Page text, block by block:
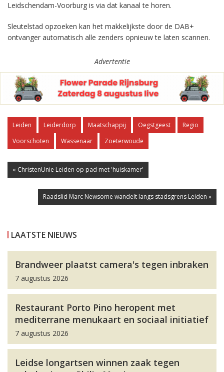
Leidschendam-Voorburg is via dat kanaal te horen.
Sleutelstad opzoeken kan het makkelijkste door de DAB+
ontvanger automatisch alle zenders opnieuw te laten scannen.
Advertentie
Leiden Leiderdorp Maatschappij Oegstgeest
Regio
Voorschoten
Wassenaar Zoeterwoude
« ChristenUnie Leiden op pad met 'huiskamer'
Raadslid Marc Newsome wandelt langs stadsgrens Leiden »
LAATSTE NIEUWS
Brandweer plaatst camera's tegen inbraken
7 augustus 2026
Restaurant Porto Pino heropent met
mediterrane menukaart en sociaal initiatief
7 augustus 2026
Leidse longartsen winnen zaak tegen